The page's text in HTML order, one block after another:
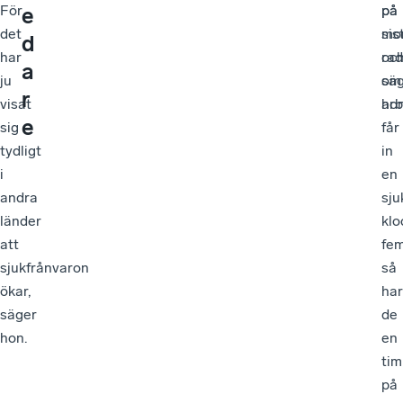
För
det
har
ju
visat
sig
tydligt
i
andra
länder
att
sjukfrånvaron
ökar,
säger
hon.
e
d
a
r
e
på
på
om
får
in
en
så
har
de
en
på